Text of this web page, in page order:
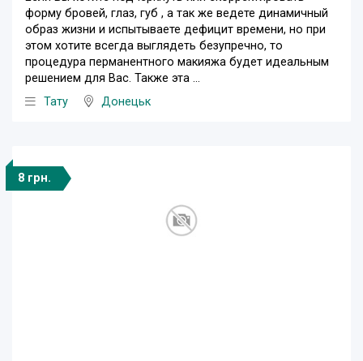
форму бровей, глаз, губ , а так же ведете динамичный
образ жизни и испытываете дефицит времени, но при
этом хотите всегда выглядеть безупречно, то
процедура перманентного макияжа будет идеальным
решением для Вас. Также эта ...
Тату
Донецьк
8 грн.